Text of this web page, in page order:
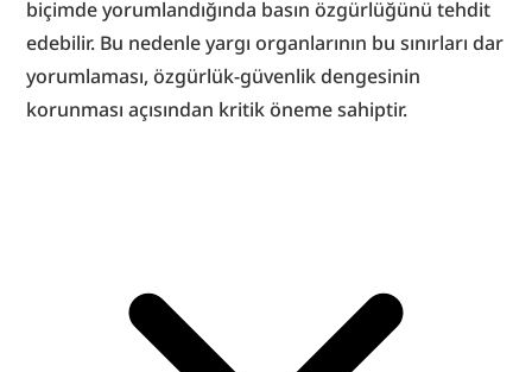
biçimde yorumlandığında basın özgürlüğünü tehdit
edebilir. Bu nedenle yargı organlarının bu sınırları dar
yorumlaması, özgürlük-güvenlik dengesinin
korunması açısından kritik öneme sahiptir.